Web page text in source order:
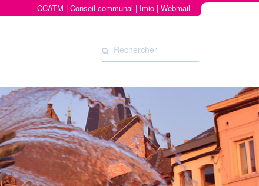
CCATM | Conseil communal | Imio | Webmail